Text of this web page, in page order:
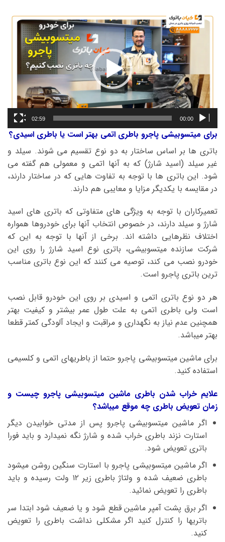
نمایشگر
ویدیو
00:00
02:59
برای میتسوبیشی پاجرو باطری اتمی بهتر است یا باطری اسیدی؟
باتری ها بر اساس ساختار به دو نوع تقسیم می شوند. سیلد و
غیر سیلد (اسید شارژ) که به آنها اتمی و معمولی هم گفته می
شود. این باتری ها با توجه به تفاوت هایی که در ساختار دارند،
در مقایسه با یکدیگر مزایا و معایبی هم دارند.
تعمیرکاران با توجه به ویژگی های متفاوتی که باتری های اسید
شارژ و سیلد دارند، در خصوص انتخاب آنها برای خودروها همواره
اختلاف نظرهایی داشته اند. برخی از آنها با توجه به این که
شرکت سازنده میتسوبیشی، باتری نوع اسید شارژ را روی این
خودرو نصب می کند، توصیه می کنند که این نوع باتری مناسب
ترین باتری پاجرو است.
هر دو نوع باتری اتمی و اسیدی بر روی این خودرو قابل نصب
است ولی باطری اتمی به علت طول عمر بیشتر و کیفیت بهتر
همچنین عدم نیاز به نگهداری و مراقبت و ایجاد آلودگی کمتر قطعا
بهتر میباشد.
برای ماشین میتسوبیشی پاجرو حتما از باطریهای اتمی و کلسیمی
استفاده کنید.
علایم خراب شدن باطری ماشین میتسوبیشی پاجرو چیست و
زمان تعویض باطری چه موقع میباشد؟
اگر ماشین میتسوبیشی پاجرو پس از مدتی خوابیدن دیگر
استارت نزند باطری خراب شده و شارژ نگه نمیدارد و باید فورا
باتری تعویض شود.
اگر ماشین میتسوبیشی پاجرو با استارت سنگین روشن میشود
باطری ضعیف شده و ولتاژ باطری زیر ۱۲ ولت رسیده و باید
باطری را تعویض نمائید.
اگر برق پشت آمپر ماشین قطع شود و یا ضعیف شود ابتدا سر
باتریها را کنترل کنید اگر مشکلی نداشت باطری را تعویض
کنید.